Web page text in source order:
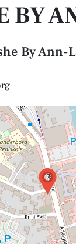
BY
By Ann-